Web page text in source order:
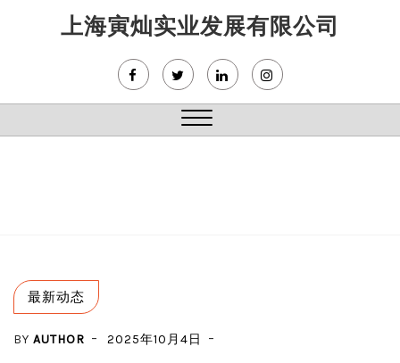
上海寅灿实业发展有限公司
Close
最新动态
BY AUTHOR 2025年10月4日